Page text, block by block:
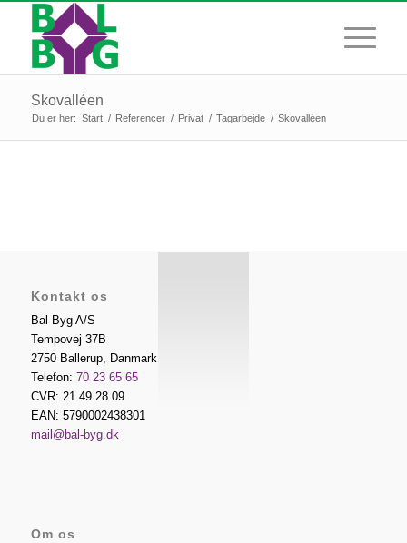
Skovalléen
Du er her: Start / Referencer / Privat / Tagarbejde / Skovalléen
Kontakt os
Bal Byg A/S
Tempovej 37B
2750 Ballerup, Danmark
Telefon: 70 23 65 65
CVR: 21 49 28 09
EAN: 5790002438301
mail@bal-byg.dk
Om os